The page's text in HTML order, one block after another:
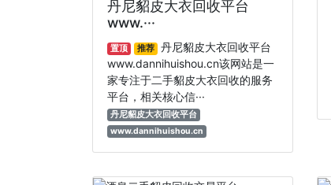
丹尼貂皮大衣回收平台
www.···
置顶 推荐
丹尼貂皮大衣回收平台
www.dannihuishou.cn该网站是一
家专注于‌二手貂皮大衣回收‌的服务
平台，相关核心信···
丹尼貂皮大衣回收平台
www.dannihuishou.cn